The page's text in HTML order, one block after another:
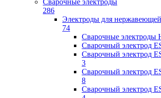
286
Электроды для нержавеющей
74
Сварочные
Сварочный электрод
Сварочный электрод
3
Сварочный электрод
8
Сварочный электрод